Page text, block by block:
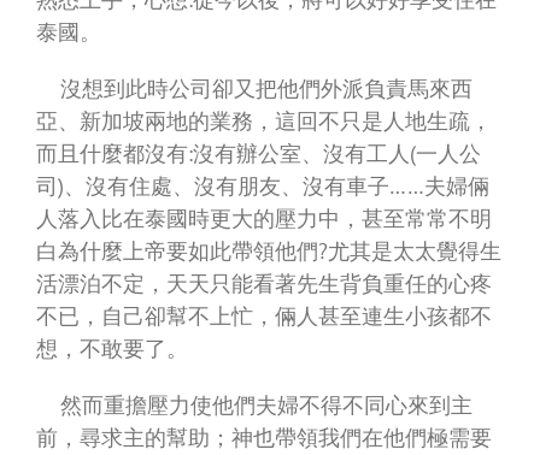
泰國。
沒想到此時公司卻又把他們外派負責馬來西
亞、新加坡兩地的業務，這回不只是人地生疏，
而且什麼都沒有:沒有辦公室、沒有工人(一人公
司)、沒有住處、沒有朋友、沒有車子……夫婦倆
人落入比在泰國時更大的壓力中，甚至常常不明
白為什麼上帝要如此帶領他們?尤其是太太覺得生
活漂泊不定，天天只能看著先生背負重任的心疼
不已，自己卻幫不上忙，倆人甚至連生小孩都不
想，不敢要了。
然而重擔壓力使他們夫婦不得不同心來到主
前，尋求主的幫助；神也帶領我們在他們極需要